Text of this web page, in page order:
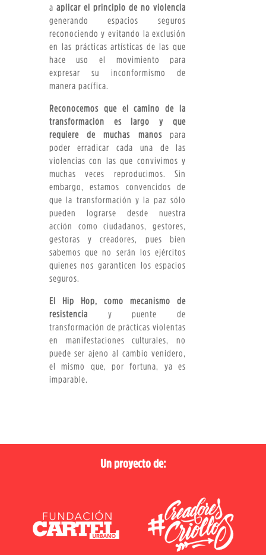
a aplicar el principio de no violencia
generando espacios seguros
reconociendo y evitando la exclusión
en las prácticas artísticas de las que
hace uso el movimiento para
expresar su inconformismo de
manera pacífica.
Reconocemos que el camino de la
transformación es largo y que
requiere de muchas manospara
poder erradicar cada una de las
violencias con las que convivimos y
muchas veces reproducimos. Sin
embargo, estamos convencidos de
que la transformación y la paz sólo
pueden lograrse desde nuestra
acción como ciudadanos, gestores,
gestoras y creadores, pues bien
sabemos que no serán los ejércitos
quienes nos garanticen los espacios
seguros.
El Hip Hop, como mecanismo de
resistencia y puente de
transformación de prácticas violentas
en manifestaciones culturales, no
puede ser ajeno al cambio venidero,
el mismo que, por fortuna, ya es
imparable.
Un proyecto de: